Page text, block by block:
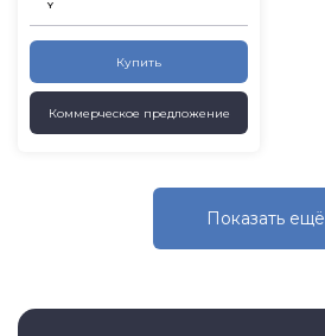
Y
Купить
Коммерческое предложение
Показать eщё